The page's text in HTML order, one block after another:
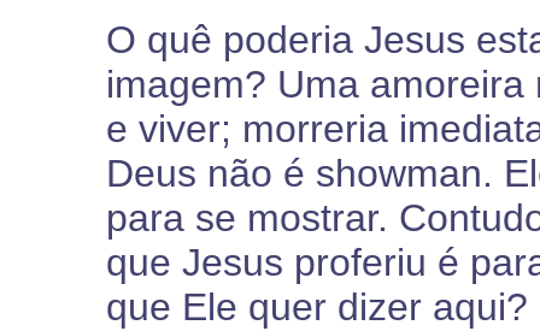
O quê poderia Jesus
imagem? Uma
e viver; morreria
Deus não é showman.
para se mostrar.
que Jesus proferiu é
que Ele quer dizer aqui?